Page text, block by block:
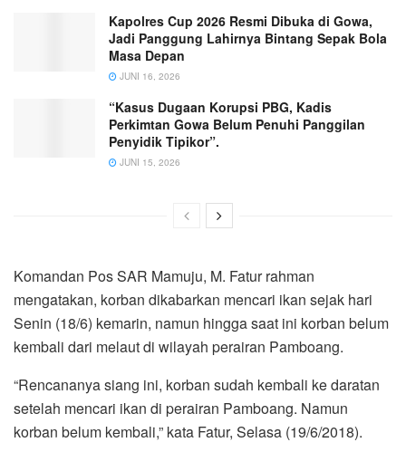
Kapolres Cup 2026 Resmi Dibuka di Gowa,
Jadi Panggung Lahirnya Bintang Sepak Bola
Masa Depan
JUNI 16, 2026
“Kasus Dugaan Korupsi PBG, Kadis
Perkimtan Gowa Belum Penuhi Panggilan
Penyidik Tipikor”.
JUNI 15, 2026
Komandan Pos SAR Mamuju, M. Fatur rahman
mengatakan, korban dikabarkan mencari ikan sejak hari
Senin (18/6) kemarin, namun hingga saat ini korban belum
kembali dari melaut di wilayah perairan Pamboang.
“Rencananya siang ini, korban sudah kembali ke daratan
setelah mencari ikan di perairan Pamboang. Namun
korban belum kembali,” kata Fatur, Selasa (19/6/2018).